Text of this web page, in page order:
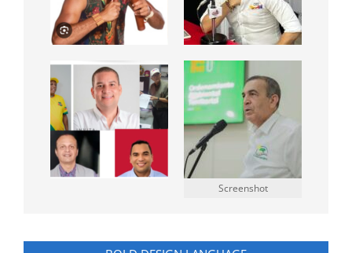
Screenshot